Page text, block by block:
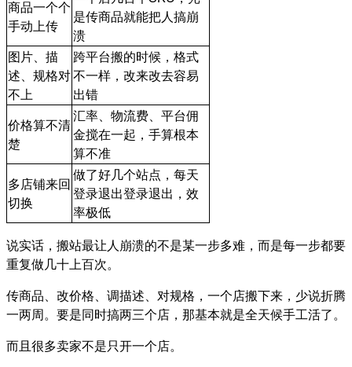
商品一个个
手动上传
是传商品就能把人搞崩
溃
图片、描
述、规格对
不上
跨平台搬的时候，格式
不一样，改来改去容易
出错
价格算不清
楚
汇率、物流费、平台佣
金搅在一起，手算根本
算不准
多店铺来回
切换
做了好几个站点，每天
登录退出登录退出，效
率极低
说实话，搬站最让人崩溃的不是某一步多难，而是每一步都要
重复做几十上百次。
传商品、改价格、调描述、对规格，一个店搬下来，少说折腾
一两周。要是同时搞两三个店，那基本就是全天候手工活了。
而且很多卖家不是只开一个店。